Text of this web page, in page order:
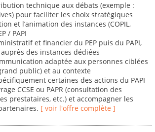
technique aux débats (exemple :
pour faciliter les choix stratégiques
et l’animation des instances (COPIL,
/ PAPI
et financier du PEP puis du PAPI,
des instances dédiées
adaptée aux personnes ciblées
public) et au contexte
certaines des actions du PAPI
CCSE ou PAPR (consultation des
prestataires, etc.) et accompagner les
[ voir l'offre complète ]